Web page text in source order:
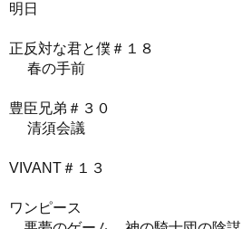
明日
正反対な君と僕＃１８
春の手前
豊臣兄弟＃３０
清須会議
VIVANT＃１３
ワンピース